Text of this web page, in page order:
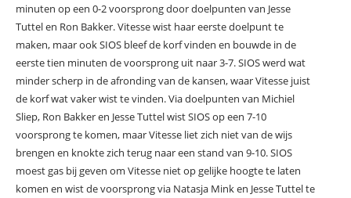
minuten op een 0-2 voorsprong door doelpunten van Jesse
Tuttel en Ron Bakker. Vitesse wist haar eerste doelpunt te
maken, maar ook SIOS bleef de korf vinden en bouwde in de
eerste tien minuten de voorsprong uit naar 3-7. SIOS werd wat
minder scherp in de afronding van de kansen, waar Vitesse juist
de korf wat vaker wist te vinden. Via doelpunten van Michiel
Sliep, Ron Bakker en Jesse Tuttel wist SIOS op een 7-10
voorsprong te komen, maar Vitesse liet zich niet van de wijs
brengen en knokte zich terug naar een stand van 9-10. SIOS
moest gas bij geven om Vitesse niet op gelijke hoogte te laten
komen en wist de voorsprong via Natasja Mink en Jesse Tuttel te